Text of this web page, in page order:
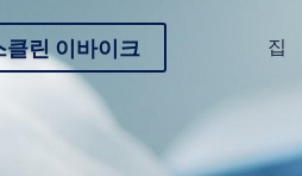
클린 이바이크 집